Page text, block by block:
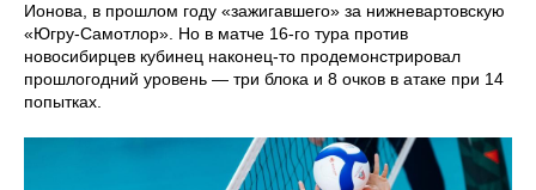
Ионова, в прошлом году «зажигавшего» за нижневартовскую
«Югру-Самотлор». Но в матче 16-го тура против
новосибирцев кубинец наконец-то продемонстрировал
прошлогодний уровень — три блока и 8 очков в атаке при 14
попытках.